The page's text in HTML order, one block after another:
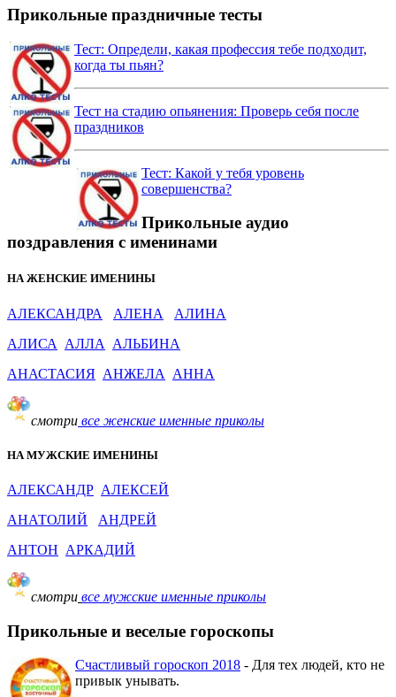
Прикольные праздничные тесты
Тест: Определи, какая профессия тебе подходит,
когда ты пьян?
Тест на стадию опьянения: Проверь себя после
праздников
Тест: Какой у тебя уровень
совершенства?
Прикольные аудио
поздравления с именинами
НА ЖЕНСКИЕ ИМЕНИНЫ
АЛЕКСАНДРА АЛЕНА
АЛИНА
АЛИСА
АЛЛА
АЛЬБИНА
АНАСТАСИЯ АНЖЕЛА АННА
смотри все женские именные приколы
НА МУЖСКИЕ ИМЕНИНЫ
АЛЕКСАНДР АЛЕКСЕЙ
АНАТОЛИЙ
АНДРЕЙ
АНТОН АРКАДИЙ
смотри все мужские именные приколы
Прикольные и веселые гороскопы
Счастливый гороскоп 2018 - Для тех людей, кто не
привык унывать.